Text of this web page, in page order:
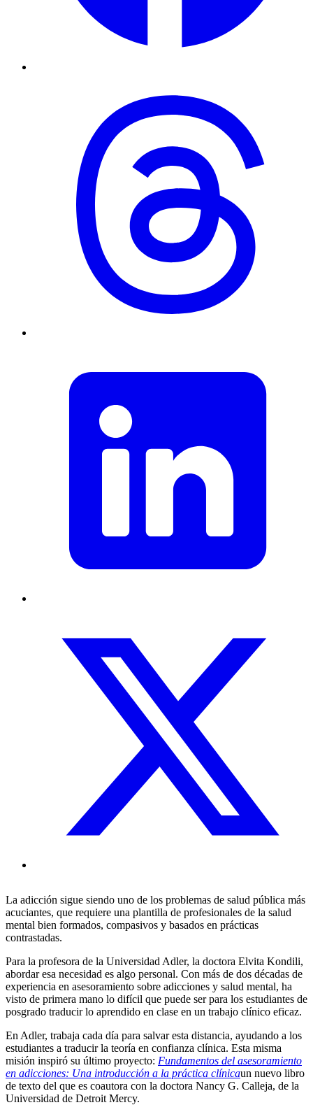
La adicción sigue siendo uno de los problemas de salud pública más
acuciantes, que requiere una plantilla de profesionales de la salud
mental bien formados, compasivos y basados en prácticas
contrastadas.
Para la profesora de la Universidad Adler, la doctora Elvita Kondili,
abordar esa necesidad es algo personal. Con más de dos décadas de
experiencia en asesoramiento sobre adicciones y salud mental, ha
visto de primera mano lo difícil que puede ser para los estudiantes de
posgrado traducir lo aprendido en clase en un trabajo clínico eficaz.
En Adler, trabaja cada día para salvar esta distancia, ayudando a los
estudiantes a traducir la teoría en confianza clínica. Esta misma
misión inspiró su último proyecto: Fundamentos del asesoramiento
en adicciones: Una introducción a la práctica clínicaun nuevo libro
de texto del que es coautora con la doctora Nancy G. Calleja, de la
Universidad de Detroit Mercy.